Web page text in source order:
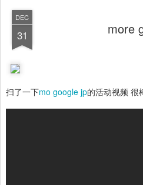
DEC
31 more
扫了一下mo google jp的活动视频 很